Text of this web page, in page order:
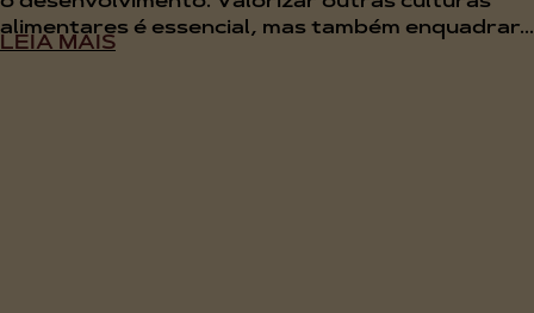
alimentares é essencial, mas também enquadrar...
LEIA MAIS